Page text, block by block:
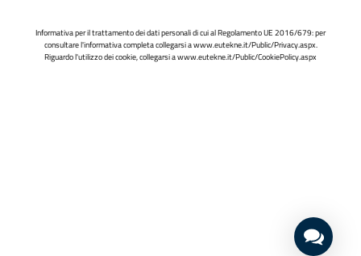
Informativa per il trattamento dei dati personali di cui al Regolamento UE 2016/679: per
consultare l'informativa completa collegarsi awww.eutekne.it/Public/Privacy.aspx.
Riguardo l'utilizzo dei cookie, collegarsi awww.eutekne.it/Public/CookiePolicy.aspx